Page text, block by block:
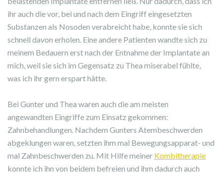
ihr auch die vor, bei und nach dem Eingriff eingesetzten
Substanzen als Nosoden verabreicht habe, konnte sie sich
schnell davon erholen. Eine andere Patienten wandte sich zu
meinem Bedauern erst nach der Entnahme der Implantate an
mich, weil sie sich im Gegensatz zu Thea miserabel fühlte,
was ich ihr gern erspart hätte.
Bei Gunter und Thea waren auch die am meisten
angewandten Eingriffe zum Einsatz gekommen:
Zahnbehandlungen. Nachdem Gunters Atembeschwerden
abgeklungen waren, setzten ihm mal Bewegungsapparat- und
mal Zahnbeschwerden zu. Mit Hilfe meiner Kombitherapie
konnte ich ihn von beidem befreien und ihm dadurch auch